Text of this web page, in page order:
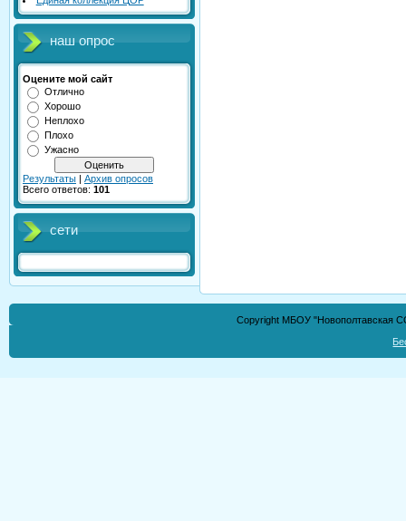
наш опрос
Оцените мой сайт
Отлично
Хорошо
Неплохо
Плохо
Ужасно
Результаты | Архив опросов
Всего ответов: 101
сети
Copyright МБОУ "Новополтавская